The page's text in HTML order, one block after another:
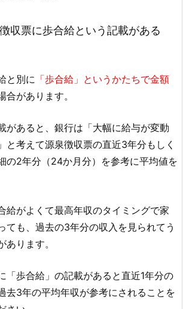
収票に歩合給という記載がある
と別に 「歩合給」というかたちで金額
合があります。
があると、銀行は「大幅に給与が変動
と考えて源泉徴収票の直近3年分もしく
の2年分（24か月分）を参考に平均値を
給がよくて最高年収のタイミングで家
ても、過去の3年分の収入を見られてう
あります。
「歩合給」の記載があると直近1年分の
去3年の平均年収が参考にされることを